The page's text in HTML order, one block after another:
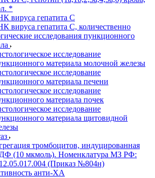
*
вируса гепатита C
вируса гепатита C, количественно
исследования пункционного
исследование
материала молочной железы
исследование
материала печени
исследование
материала почек
исследование
материала щитовидной
тромбоцитов, индуцированная
(10 мкмоль). Номенклатура МЗ РФ:
(Приказ №804н)
анти-ХА